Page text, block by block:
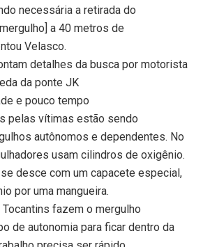
necessária a retirada do
a 40 metros de
Velasco.
detalhes da busca por motorista
da ponte JK
e pouco tempo
pelas vítimas estão sendo
autônomos e dependentes. No
usam cilindros de oxigênio.
desce com um capacete especial,
por uma mangueira.
fazem o mergulho
de autonomia para ficar dentro da